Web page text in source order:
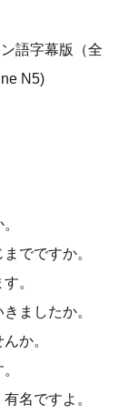
語字幕版（全
N5)
でですか。
。
ましたか。
か。
名ですよ。